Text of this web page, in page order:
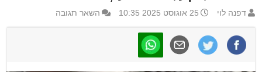
דפנה לוי 25 אוגוסט 2025 10:35 השאר תגובה